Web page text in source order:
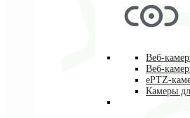
Веб-
Веб-
ePTZ-
Камеры